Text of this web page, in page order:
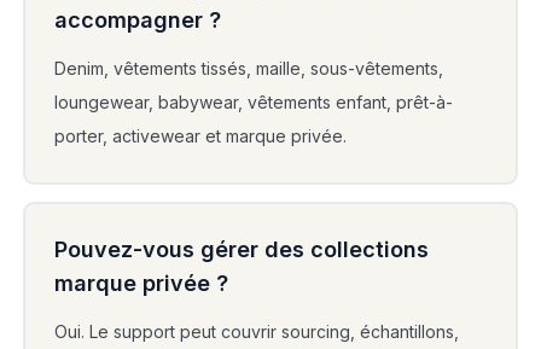
accompagner ?
Denim, vêtements tissés, maille, sous-vêtements,
loungewear, babywear, vêtements enfant, prêt-à-
porter, activewear et marque privée.
Pouvez-vous gérer des collections
marque privée ?
Oui. Le support peut couvrir sourcing, échantillons,